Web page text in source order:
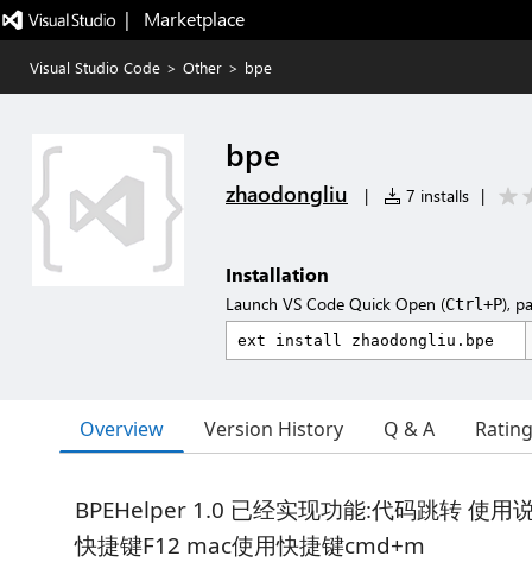
|   Marketplace
Visual Studio Code > Other > bpe
bpe
zhaodongliu | 7 installs |
Installation
Launch VS Code Quick Open (Ctrl+P),
Overview Version History Q & A
BPEHelper 1.0 已经实现功能:代码跳转 使用
快捷键F12 mac使用快捷键cmd+m